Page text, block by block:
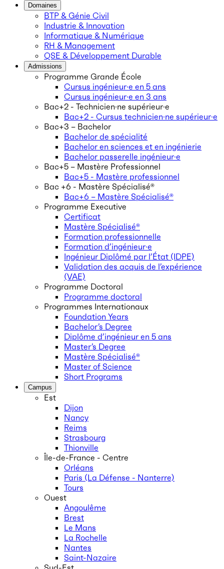
Domaines
BTP & Génie Civil
Industrie & Innovation
Informatique & Numérique
RH & Management
QSE & Développement Durable
Admissions
Programme Grande École
Cursus ingénieur·e en 5 ans
Cursus ingénieur·e en 3 ans
Bac+2 - Technicien·ne supérieur·e
Bac+2 - Cursus technicien·ne supérieur·e
Bac+3 – Bachelor
Bachelor de spécialité
Bachelor en sciences et en ingénierie
Bachelor passerelle ingénieur·e
Bac+5 – Mastère Professionnel
Bac+5 - Mastère professionnel
Bac +6 - Mastère Spécialisé®
Bac+6 – Mastère Spécialisé®
Programme Executive
Certificat
Mastère Spécialisé®
Formation professionnelle
Formation d’ingénieur·e
Ingénieur Diplômé par l’État (IDPE)
Validation des acquis de l’expérience
(VAE)
Programme Doctoral
Programme doctoral
Programmes Internationaux
Foundation Years
Bachelor’s Degree
Diplôme d’ingénieur en 5 ans
Master’s Degree
Mastère Spécialisé®
Master of Science
Short Programs
Campus
Est
Dijon
Nancy
Reims
Strasbourg
Thionville
Île-de-France - Centre
Orléans
Paris (La Défense - Nanterre)
Tours
Ouest
Angoulême
Brest
Le Mans
La Rochelle
Nantes
Saint-Nazaire